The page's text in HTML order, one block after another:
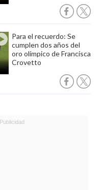
Para el recuerdo: Se
cumplen dos años del
oro olímpico de Francisca
Crovetto